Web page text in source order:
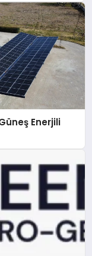
Enerjili